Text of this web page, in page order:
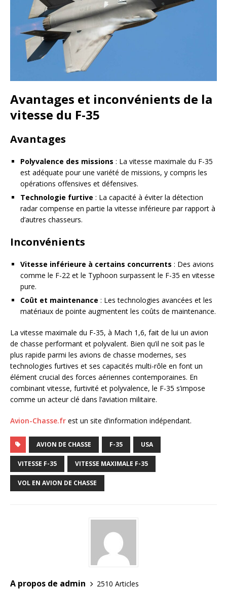
Avantages et inconvénients de la
vitesse du F-35
Avantages
Polyvalence des missions : La vitesse maximale du F-35
est adéquate pour une variété de missions, y compris les
opérations offensives et défensives.
Technologie furtive : La capacité à éviter la détection
radar compense en partie la vitesse inférieure par rapport à
d’autres chasseurs.
Inconvénients
Vitesse inférieure à certains concurrents : Des avions
comme le F-22 et le Typhoon surpassent le F-35 en vitesse
pure.
Coût et maintenance : Les technologies avancées et les
matériaux de pointe augmentent les coûts de maintenance.
La vitesse maximale du F-35, à Mach 1,6, fait de lui un avion
de chasse performant et polyvalent. Bien qu’il ne soit pas le
plus rapide parmi les avions de chasse modernes, ses
technologies furtives et ses capacités multi-rôle en font un
élément crucial des forces aériennes contemporaines. En
combinant vitesse, furtivité et polyvalence, le F-35 s’impose
comme un acteur clé dans l’aviation militaire.
Avion-Chasse.fr est un site d’information indépendant.
AVION DE CHASSE F-35 USA
VITESSE F-35 VITESSE MAXIMALE F-35
VOL EN AVION DE CHASSE
A propos de admin
2510 Articles